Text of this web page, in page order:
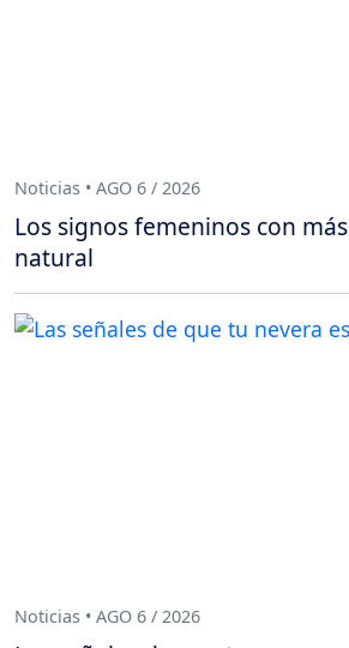
Noticias • AGO 6 / 2026
Los signos femeninos con
natural
Noticias • AGO 6 / 2026